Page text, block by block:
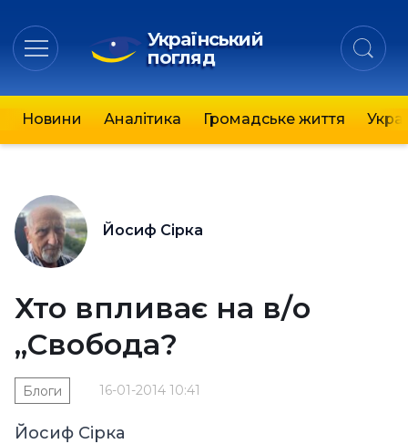
Український
погляд
Новини Аналітика Громадське життя
Йосиф Сірка
Хто впливає на в/о
„Свобода?
16-01-2014 10:41
Блоги
Йосиф Сірка